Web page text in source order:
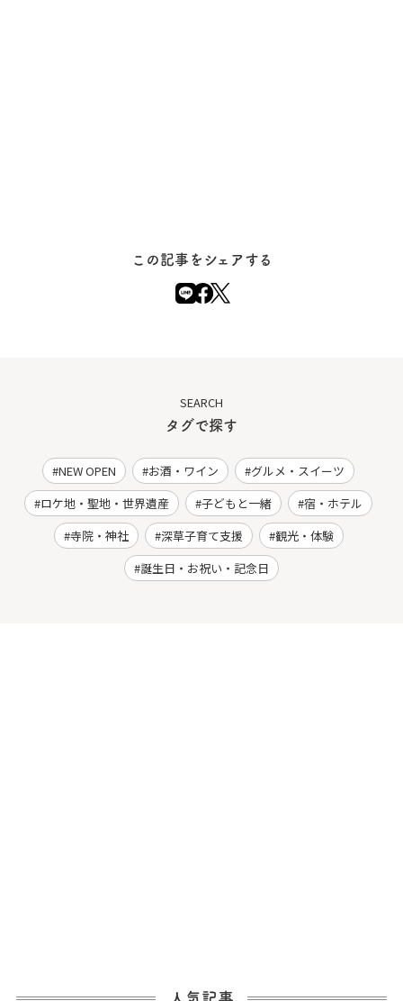
この記事をシェアする
SEARCH
タグで探す
NEW OPEN お酒・ワイン
グルメ・スイーツ
ロケ地・聖地・世界遺産
子どもと一緒
宿・ホテル
寺院・神社
深草子育て支援
観光・体験
誕生日・お祝い・記念日